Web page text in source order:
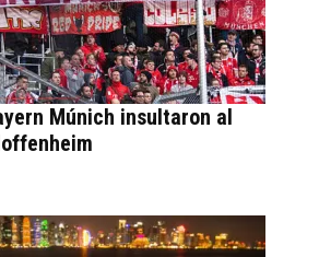
Múnich insultaron al